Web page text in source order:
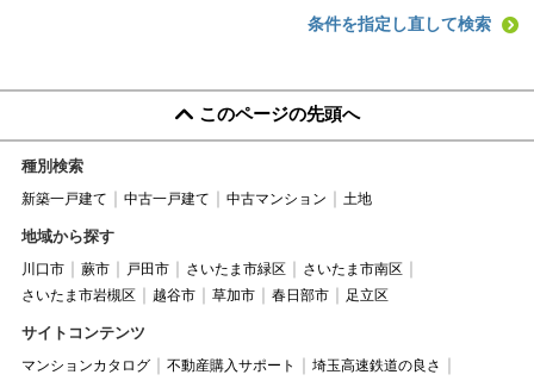
条件を指定し直して検索
このページの先頭へ
種別検索
新築一戸建て 中古一戸建て 中古マンション 土地
地域から探す
川口市 蕨市 戸田市 さいたま市緑区
さいたま市南区
さいたま市岩槻区
越谷市 草加市 春日部市 足立区
サイトコンテンツ
マンションカタログ 不動産購入サポート
埼玉高速鉄道の良さ